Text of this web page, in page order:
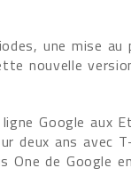
une mise
nouvelle
Google aux
deux ans avec
One de Google